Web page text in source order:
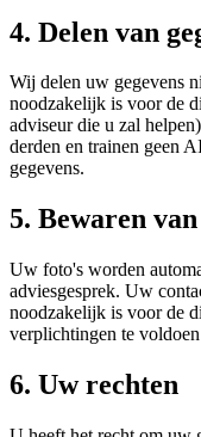
4. Delen van
Wij delen uw gegevens
noodzakelijk is voor de
adviseur die u zal
derden en trainen geen
gegevens.
5. Bewaren van
Uw foto's worden
adviesgesprek. Uw
noodzakelijk is voor de
verplichtingen te
6. Uw rechten